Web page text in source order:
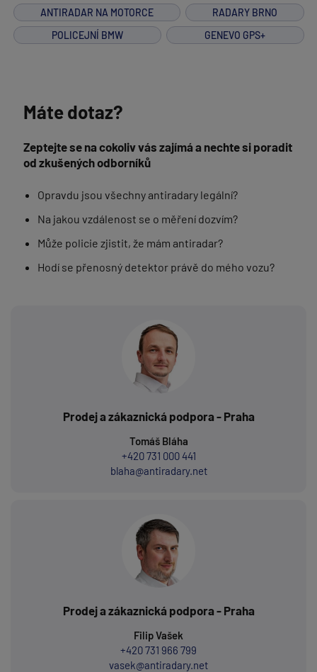
ANTIRADAR NA MOTORCE
RADARY BRNO
POLICEJNÍ BMW
GENEVO GPS+
Máte dotaz?
Zeptejte se na cokoliv vás zajímá a nechte si poradit
od zkušených odborníků
Opravdu jsou všechny antiradary legální?
Na jakou vzdálenost se o měření dozvím?
Může policie zjistit, že mám antiradar?
Hodí se přenosný detektor právě do mého vozu?
Prodej a zákaznická podpora - Praha
Tomáš Bláha
+420 731 000 441
blaha@antiradary.net
Prodej a zákaznická podpora - Praha
Filip Vašek
+420 731 966 799
vasek@antiradary.net